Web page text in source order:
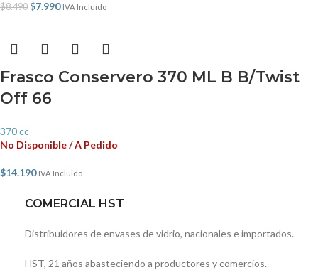
$8.490 $7.990 IVA Incluido
Frasco Conservero 370 ML B B/Twist
Off 66
370 cc
No Disponible / A Pedido
$14.190 IVA Incluido
COMERCIAL HST
Distribuidores de envases de vidrio, nacionales e importados.
HST, 21 años abasteciendo a productores y comercios.